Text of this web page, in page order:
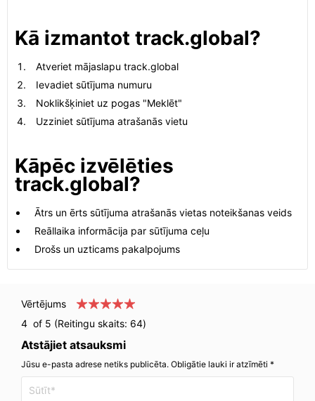
Kā izmantot track.global?
Atveriet mājaslapu track.global
Ievadiet sūtījuma numuru
Noklikšķiniet uz pogas "Meklēt"
Uzziniet sūtījuma atrašanās vietu
Kāpēc izvēlēties
track.global?
Ātrs un ērts sūtījuma atrašanās vietas noteikšanas veids
Reāllaika informācija par sūtījuma ceļu
Drošs un uzticams pakalpojums
Vērtējums
4 of 5 (Reitingu skaits: 64)
Atstājiet atsauksmi
Jūsu e-pasta adrese netiks publicēta. Obligātie lauki ir atzīmēti *